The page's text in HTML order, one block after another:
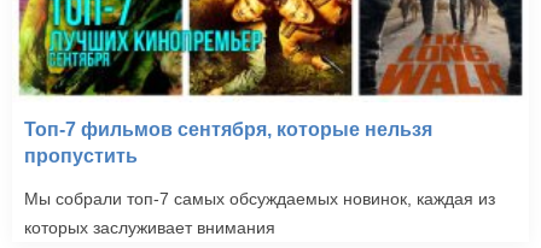
Топ-7 фильмов сентября, которые нельзя
пропустить
Мы собрали топ-7 самых обсуждаемых новинок, каждая из
которых заслуживает внимания